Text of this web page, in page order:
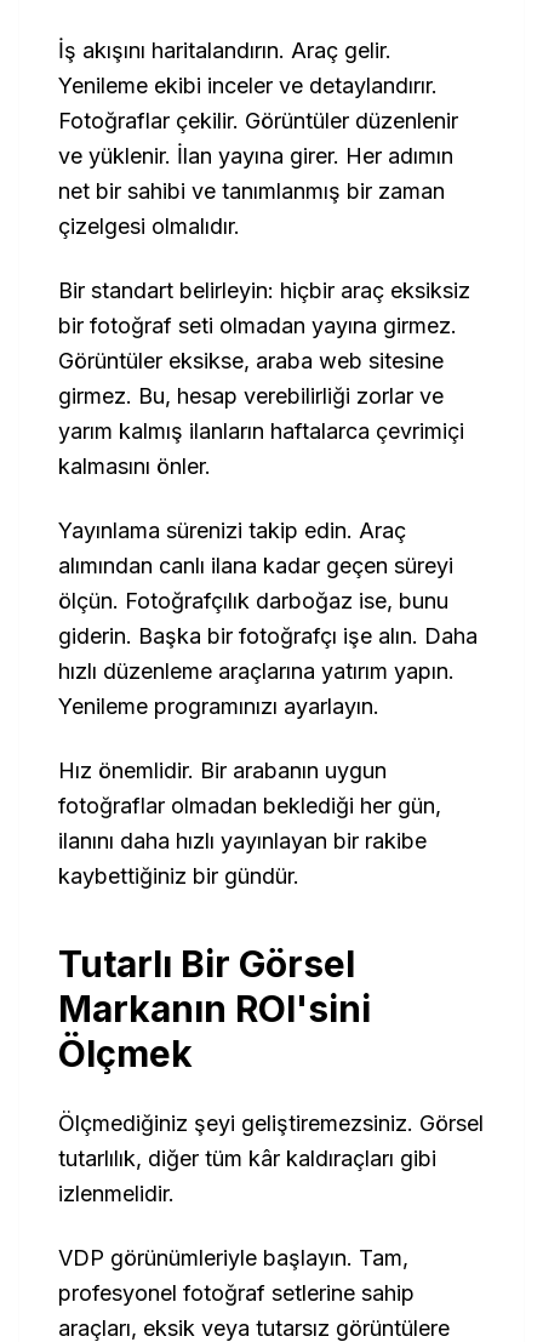
İş akışını haritalandırın. Araç gelir.
Yenileme ekibi inceler ve detaylandırır.
Fotoğraflar çekilir. Görüntüler düzenlenir
ve yüklenir. İlan yayına girer. Her adımın
net bir sahibi ve tanımlanmış bir zaman
çizelgesi olmalıdır.
Bir standart belirleyin: hiçbir araç eksiksiz
bir fotoğraf seti olmadan yayına girmez.
Görüntüler eksikse, araba web sitesine
girmez. Bu, hesap verebilirliği zorlar ve
yarım kalmış ilanların haftalarca çevrimiçi
kalmasını önler.
Yayınlama sürenizi takip edin. Araç
alımından canlı ilana kadar geçen süreyi
ölçün. Fotoğrafçılık darboğaz ise, bunu
giderin. Başka bir fotoğrafçı işe alın. Daha
hızlı düzenleme araçlarına yatırım yapın.
Yenileme programınızı ayarlayın.
Hız önemlidir. Bir arabanın uygun
fotoğraflar olmadan beklediği her gün,
ilanını daha hızlı yayınlayan bir rakibe
kaybettiğiniz bir gündür.
Tutarlı Bir Görsel
Markanın ROI'sini
Ölçmek
Ölçmediğiniz şeyi geliştiremezsiniz. Görsel
tutarlılık, diğer tüm kâr kaldıraçları gibi
izlenmelidir.
VDP görünümleriyle başlayın. Tam,
profesyonel fotoğraf setlerine sahip
araçları, eksik veya tutarsız görüntülere